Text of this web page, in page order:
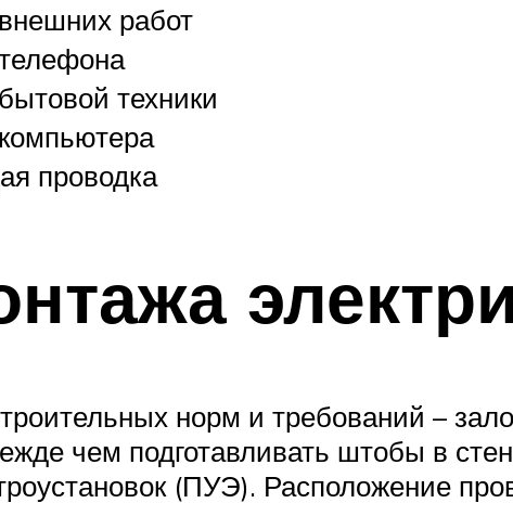
работ
техники
проводка
норм и требований –
чем подготавливать штобы в
(ПУЭ). Расположение